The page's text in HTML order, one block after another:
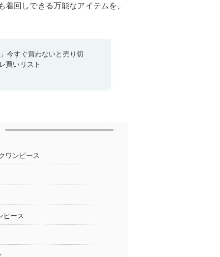
回しできる万能なアイテムを、
今すぐ買わないと売り切
買いリスト
ワンピース
ピース